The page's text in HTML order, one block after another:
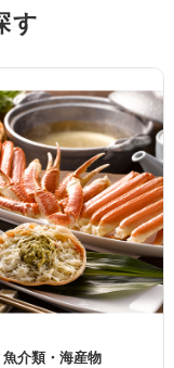
す
魚介類・海産物